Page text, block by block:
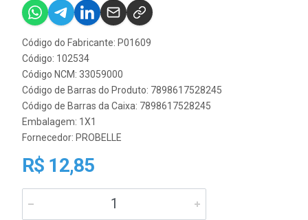
Código do Fabricante: P01609
Código: 102534
Código NCM: 33059000
Código de Barras do Produto: 7898617528245
Código de Barras da Caixa: 7898617528245
Embalagem: 1X1
Fornecedor: PROBELLE
R$ 12,85